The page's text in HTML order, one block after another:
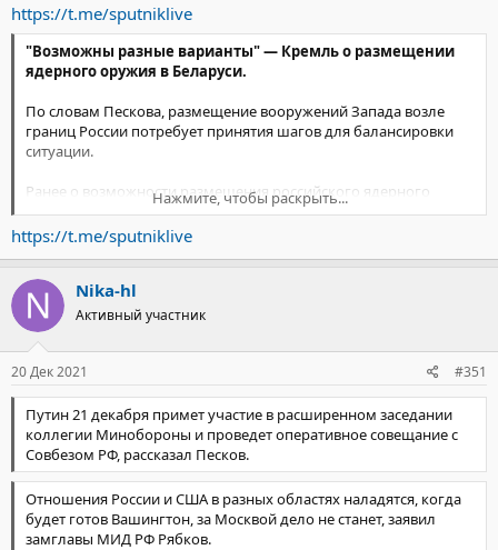
https://t.me/sputniklive
"Возможны разные варианты" — Кремль о размещении
ядерного оружия в Беларуси.
По словам Пескова, размещение вооружений Запада возле
границ России потребует принятия шагов для балансировки
ситуации.
Ранее о возможности размещения российского ядерного
оружия в Беларуси заявляли Лукашенко
(https://t.me/sputniklive/27217
https://t.me/sputniklive/27887
Нажмите, чтобы раскрыть...
https://t.me/sputniklive
Nika-hl
Активный участник
20 Дек 2021 #351
Путин 21 декабря примет участие в расширенном заседании
коллегии Минобороны и проведет оперативное совещание с
Совбезом РФ, рассказал Песков.
Отношения России и США в разных областях наладятся, когда
будет готов Вашингтон, за Москвой дело не станет, заявил
замглавы МИД РФ Рябков.